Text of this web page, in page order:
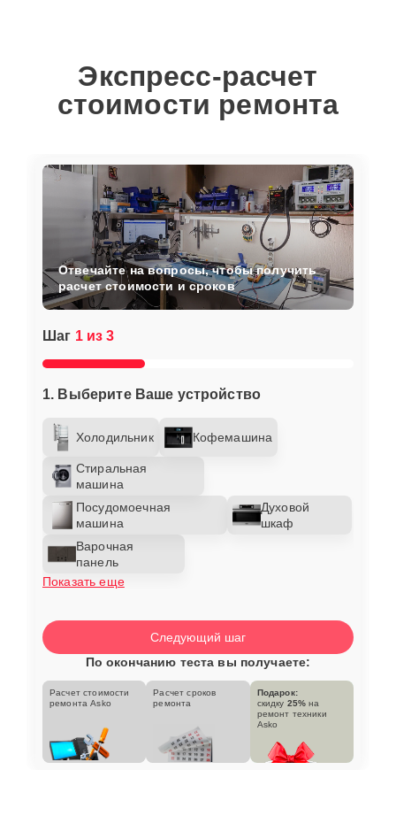
Экспресс-расчет
стоимости ремонта
Шаг 1 из 3
1. Выберите Ваше устройство
Холодильник Кофемашина
Стиральная
машина
Посудомоечная
машина
Духовой
шкаф
Варочная
панель
Показать еще
Отвечайте на вопросы, чтобы получить
расчет стоимости и сроков
Следующий шаг
По окончанию теста вы получаете:
Расчет стоимости
ремонта Asko
Расчет сроков
ремонта
Подарок:
скидку 25% на
ремонт техники
Asko